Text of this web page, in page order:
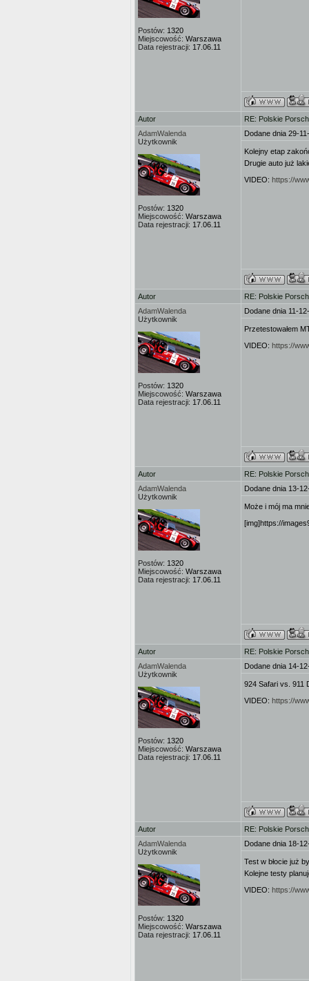
Postów: 1320
Miejscowość: Warszawa
Data rejestracji: 17.06.11
Autor
RE: Polskie
AdamWalenda
Użytkownik
Postów: 1320
Miejscowość: Warszawa
Data rejestracji: 17.06.11
Dodane dnia 29-
Kolejny etap
Drugie auto już
VIDEO: https://
Autor
RE: Polskie
AdamWalenda
Użytkownik
Postów: 1320
Miejscowość: Warszawa
Data rejestracji: 17.06.11
Dodane dnia 11-
Przetestowałem
VIDEO: https://
Autor
RE: Polskie
AdamWalenda
Użytkownik
Postów: 1320
Miejscowość: Warszawa
Data rejestracji: 17.06.11
Dodane dnia 13-
Może i mój ma
[img]https://
Autor
RE: Polskie
AdamWalenda
Użytkownik
Postów: 1320
Miejscowość: Warszawa
Data rejestracji: 17.06.11
Dodane dnia 14-
924 Safari vs. 911
VIDEO: https://
Autor
RE: Polskie
AdamWalenda
Użytkownik
Postów: 1320
Miejscowość: Warszawa
Data rejestracji: 17.06.11
Dodane dnia 18-
Test w błocie już
Kolejne testy
VIDEO: https://